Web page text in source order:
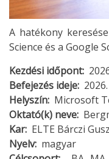
A hatékony
Science és a Google
Kezdési időpont
Befejezés ideje
Helyszín Microsoft
Oktató(k) neve
Kar ELTE Bárczi
Nyelv magyar